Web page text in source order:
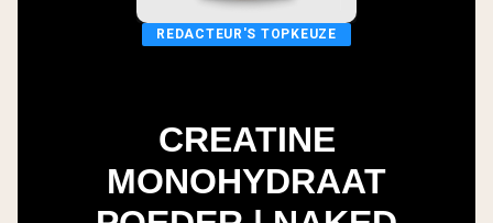
REDACTEUR'S TOPKEUZE
CREATINE
MONOHYDRAAT